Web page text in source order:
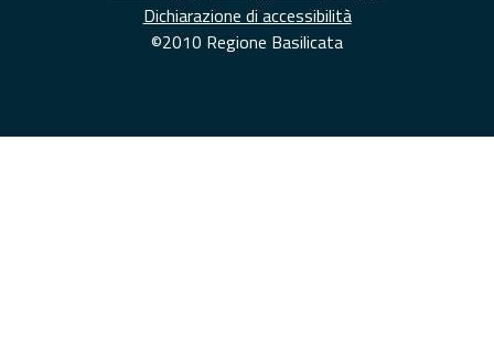
Dichiarazione di accessibilità
©2010 Regione Basilicata